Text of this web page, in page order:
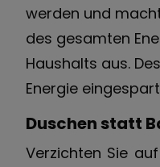
werden und
des gesamten
Haushalts aus.
Energie
Duschen statt
Verzichten Sie